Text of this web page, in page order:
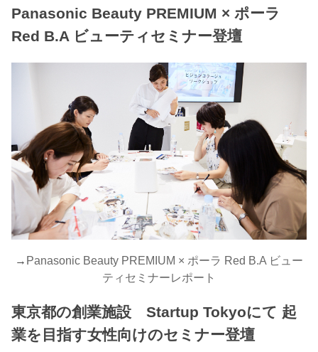
Panasonic Beauty PREMIUM × ポーラ
Red B.A ビューティセミナー登壇
→ Panasonic Beauty PREMIUM × ポーラ Red B.A ビュー
ティセミナーレポート
東京都の創業施設 Startup Tokyoにて 起
業を目指す女性向けのセミナー登壇